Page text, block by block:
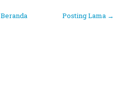
Posting Lama →
Beranda